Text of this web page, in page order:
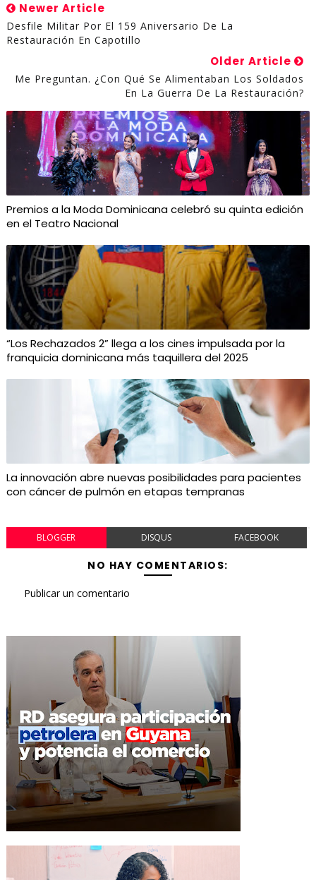
Newer Article
Desfile Militar Por El 159 Aniversario De La
Restauración En Capotillo
Older Article
Me Preguntan. ¿Con Qué Se Alimentaban Los Soldados
En La Guerra De La Restauración?
Premios a la Moda Dominicana celebró su quinta edición
en el Teatro Nacional
“Los Rechazados 2” llega a los cines impulsada por la
franquicia dominicana más taquillera del 2025
La innovación abre nuevas posibilidades para pacientes
con cáncer de pulmón en etapas tempranas
BLOGGER DISQUS FACEBOOK
NO HAY COMENTARIOS:
Publicar un comentario